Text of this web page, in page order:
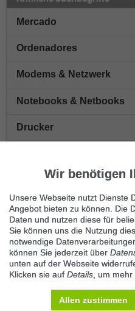
Mercado
Ordenadores
Modems & Netzwerk
Notebooks & Netbooks
Drucker
Spielkonsolen
Desktopcomputer
Festplatten
Grafikkarten
Wir benötigen
Unsere Webseite nutzt Dienste
Angebot bieten zu können. Die
Daten und nutzen diese für
Sie können uns die Nutzung
notwendige
können Sie jederzeit über
unten auf der Webseite
Klicken sie auf Details , um
Allen zustimmen